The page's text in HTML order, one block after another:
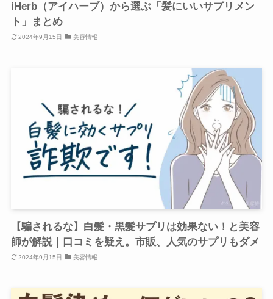
iHerb（アイハーブ）から選ぶ「髪にいいサプリメン
ト」まとめ
2024年9月15日 美容情報
【騙されるな】白髪・黒髪サプリは効果ない！と美容
師が解説｜口コミを疑え。市販、人気のサプリもダメ
2024年9月15日 美容情報